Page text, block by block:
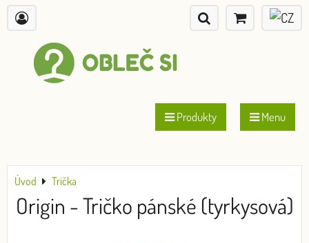
Produkty Menu
Úvod Trička
Origin - Tričko pánské (tyrkysová)